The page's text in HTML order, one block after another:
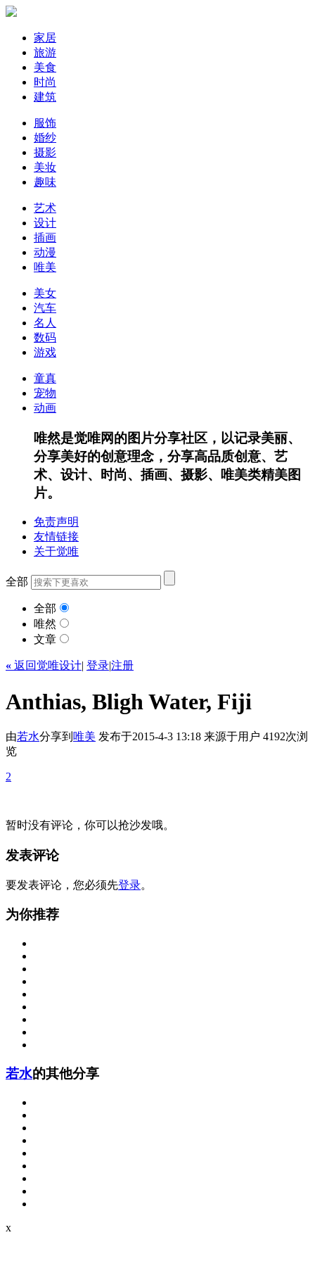
家居
旅游
美食
时尚
建筑
服饰
婚纱
摄影
美妆
趣味
艺术
设计
插画
动漫
唯美
美女
汽车
名人
数码
游戏
童真
宠物
动画
唯然是觉唯网的图片分享社区，以记录美丽、
分享美好的创意理念，分享高品质创意、艺
术、设计、时尚、插画、摄影、唯美类精美图
片。
免责声明
友情链接
关于觉唯
全部
全部
唯然
文章
« 返回觉唯设计| 登录|注册
Anthias, Bligh Water, Fiji
由若水分享到 唯美 发布于2015-4-3 13:18 来源于用户 4192次浏
览
2
暂时没有评论，你可以抢沙发哦。
发表评论
要发表评论，您必须先登录。
为你推荐
若水的其他分享
x